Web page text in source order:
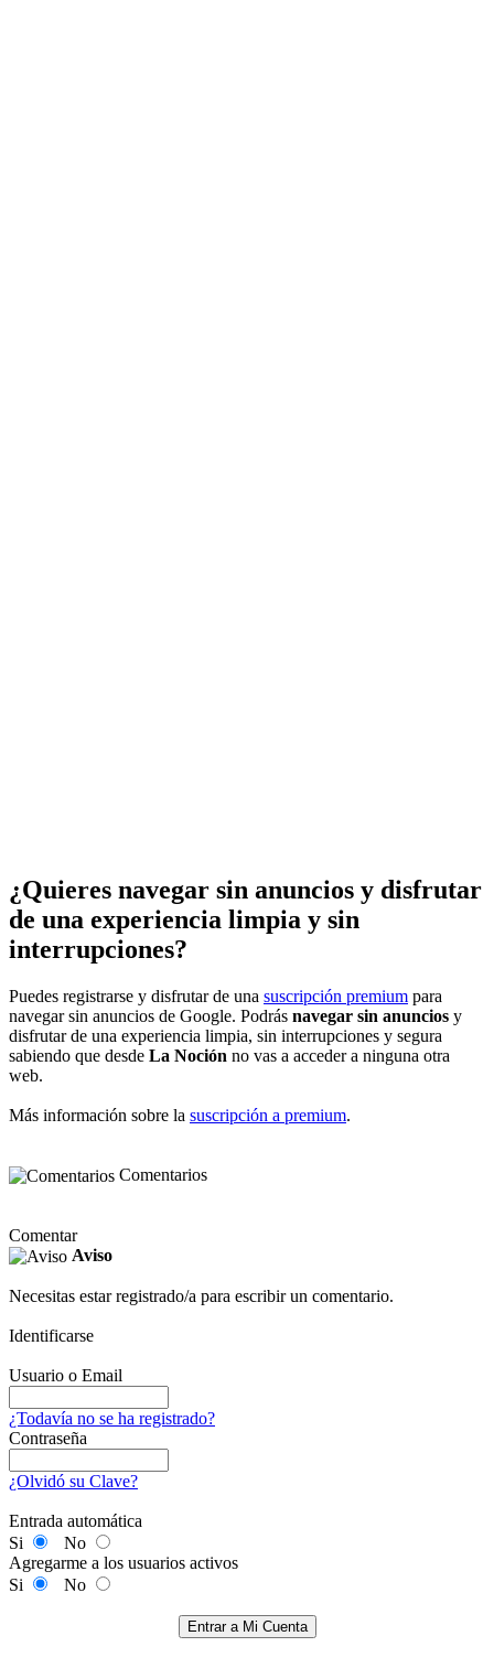
¿Quieres navegar sin anuncios y disfrutar
de una experiencia limpia y sin
interrupciones?
Puedes registrarse y disfrutar de una suscripción premium para
navegar sin anuncios de Google. Podrás navegar sin anuncios y
disfrutar de una experiencia limpia, sin interrupciones y segura
sabiendo que desde La Noción no vas a acceder a ninguna otra
web.
Más información sobre la suscripción a premium.
Comentarios
Comentar
Aviso
Necesitas estar registrado/a para escribir un comentario.
Identificarse
Usuario o Email
¿Todavía no se ha registrado?
Contraseña
¿Olvidó su Clave?
Entrada automática
Si
No
Agregarme a los usuarios activos
Si
No
Entrar a Mi Cuenta